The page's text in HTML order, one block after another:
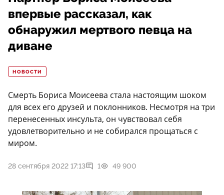
впервые рассказал, как
обнаружил мертвого певца на
диване
НОВОСТИ
Смерть Бориса Моисеева стала настоящим шоком
для всех его друзей и поклонников. Несмотря на три
перенесенных инсульта, он чувствовал себя
удовлетворительно и не собирался прощаться с
миром.
28 сентября 2022 17:13 1 49 900